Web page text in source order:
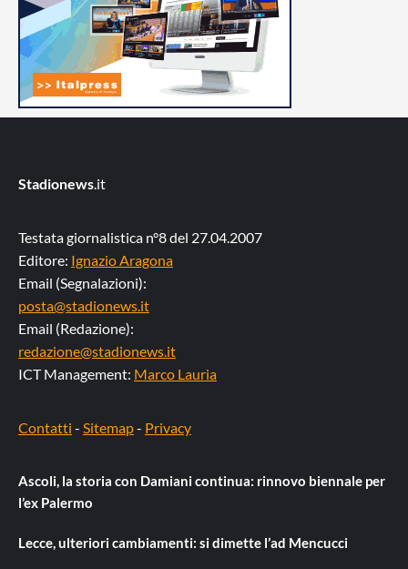
Stadionews.it
Testata giornalistica n°8 del 27.04.2007
Editore: Ignazio Aragona
Email (Segnalazioni):
posta@stadionews.it
Email (Redazione):
redazione@stadionews.it
ICT Management: Marco Lauria
Contatti - Sitemap- Privacy
Ascoli, la storia con Damiani continua: rinnovo biennale per
l’ex Palermo
Lecce, ulteriori cambiamenti: si dimette l’ad Mencucci